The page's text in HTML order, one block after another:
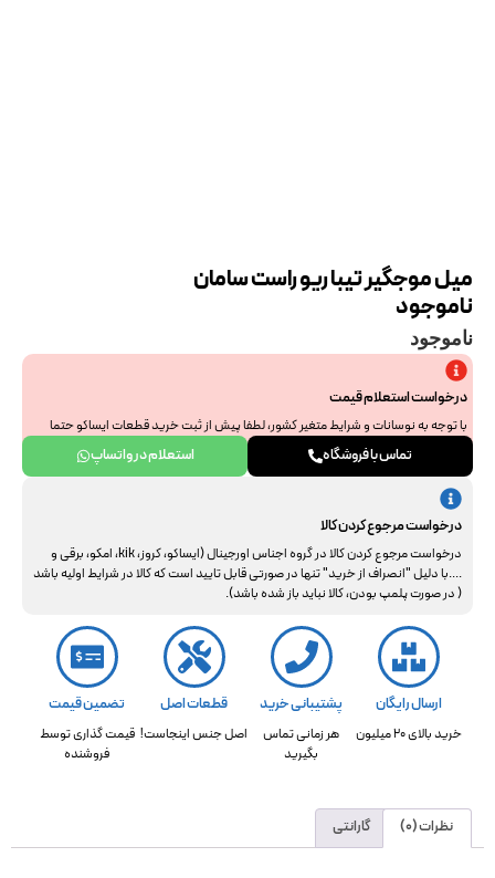
میل موجگیر تیبا ریو راست سامان
ناموجود
ناموجود
درخواست استعلام قیمت
با توجه به نوسانات و شرایط متغیر کشور، لطفا پیش از ثبت خرید قطعات ایساکو حتما
جهت استعلام نهایی با ما هماهنگ فرمایید. از همراهی و درک شما سپاسگزاریم.
تماس با فروشگاه استعلام در واتساپ
درخواست مرجوع کردن کالا
درخواست مرجوع کردن کالا در گروه اجناس اورجینال (ایساکو، کروز، kik، امکو، برقی و
....با دلیل "انصراف از خرید" تنها در صورتی قابل تایید است که کالا در شرایط اولیه باشد
( در صورت پلمپ بودن، کالا نباید باز شده باشد).
ارسال رایگان
خرید بالای 20 میلیون
پشتیبانی خرید
هر زمانی تماس
بگیرید
قطعات اصل
اصل جنس اینجاست!
تضمین قیمت
قیمت گذاری توسط
فروشنده
نظرات (0) گارانتی